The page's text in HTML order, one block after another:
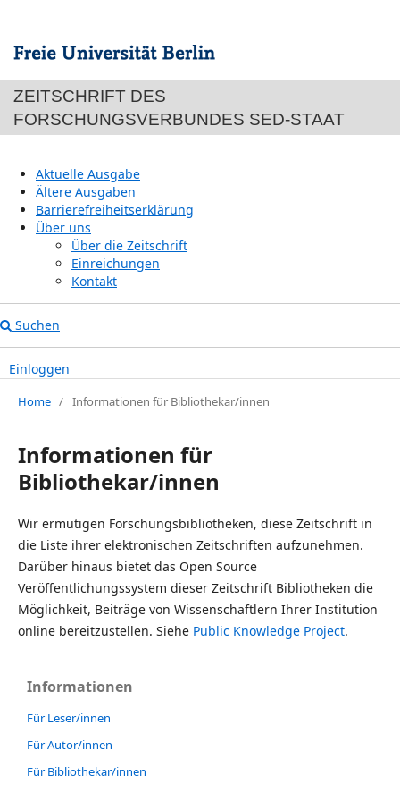
ZEITSCHRIFT DES
FORSCHUNGSVERBUNDES SED-STAAT
Aktuelle Ausgabe
Ältere Ausgaben
Barrierefreiheitserklärung
Über uns
Über die Zeitschrift
Einreichungen
Kontakt
Suchen
Einloggen
Home / Informationen für Bibliothekar/innen
Informationen für
Bibliothekar/innen
Wir ermutigen Forschungsbibliotheken, diese Zeitschrift in
die Liste ihrer elektronischen Zeitschriften aufzunehmen.
Darüber hinaus bietet das Open Source
Veröffentlichungssystem dieser Zeitschrift Bibliotheken die
Möglichkeit, Beiträge von Wissenschaftlern Ihrer Institution
online bereitzustellen. Siehe Public Knowledge Project.
Informationen
Für Leser/innen
Für Autor/innen
Für Bibliothekar/innen